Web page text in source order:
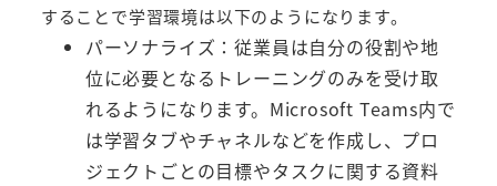
することで学習環境は以下のようになります。
パーソナライズ：従業員は自分の役割や地
位に必要となるトレーニングのみを受け取
れるようになります。Microsoft Teams内で
は学習タブやチャネルなどを作成し、プロ
ジェクトごとの目標やタスクに関する資料